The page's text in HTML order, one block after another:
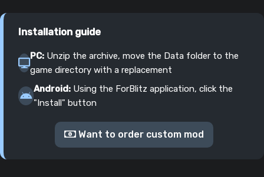
Installation guide
PC: Unzip the archive, move the Data folder to the
game directory with a replacement
Android: Using the ForBlitz application, click the
"Install" button
Want to order custom mod